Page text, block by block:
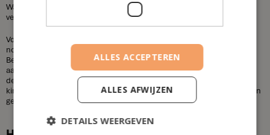
Wat nou als één van de twee bijvoorbeeld de vakantiewoning wil
verkopen?
Voordat ze vruchtgebruik kunnen afkopen hebben ze toestemming
nodig van elkaar. Ook voor het beheer zijn ze afhankelijk van elkaar.
Beide partijen mogen daarom de omzetting van het vruchtgebruik
aanvragen. Daarmee wordt het vruchtgebruik afgekocht, zodanig dat
de beide partijen een compromis bereiken en verder kunnen. De
kinderen worden dan ‘volle’ eigenaars’ en de vruchtgebruiker krijgt een
geldsom. Voor de gezinswoning is dit niet mogelijk.
ALLES ACCEPTEREN
ALLES AFWIJZEN
DETAILS WEERGEVEN